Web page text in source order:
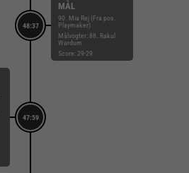
48:37
MÅL
90. Mia Rej (Fra pos.
Playmaker)
Målvogter: 88. Rakul
Wardum
Score: 29-29
47:59